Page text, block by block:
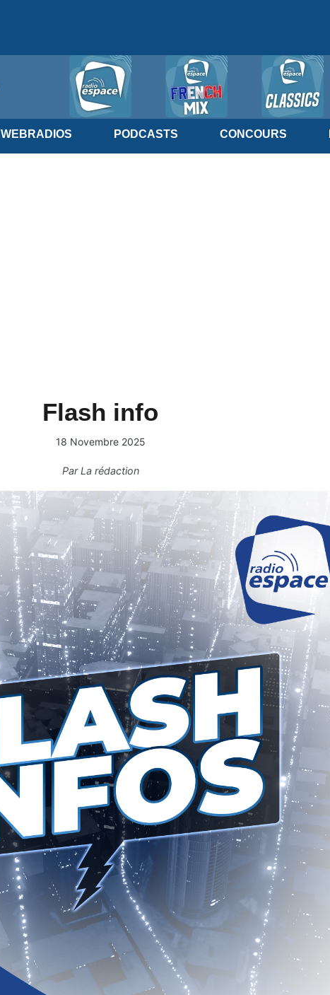
WEBRADIOS PODCASTS CONCOURS
Flash info
18 Novembre 2025
ParLa rédaction